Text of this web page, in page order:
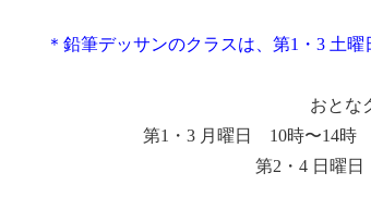
＊鉛筆デッサンのクラスは、第1・3
おとな
第1・3 月曜日 10時〜14
第2・4 日曜